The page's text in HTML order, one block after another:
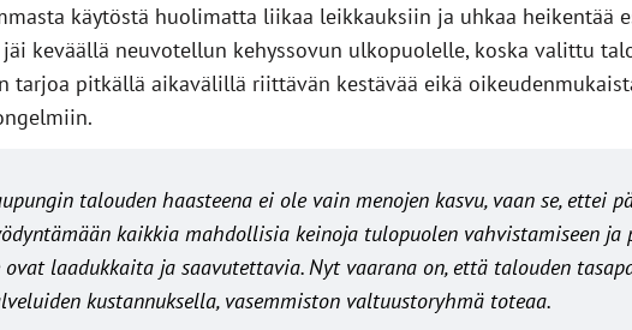
käytöstä huolimatta liikaa leikkauksiin ja uhkaa heikentää
jäi keväällä neuvotellun kehyssovun ulkopuolelle, koska valittu
tarjoa pitkällä aikavälillä riittävän kestävää eikä
talouden haasteena ei ole vain menojen kasvu, vaan se, ettei
kaikkia mahdollisia keinoja tulopuolen vahvistamiseen ja
ovat laadukkaita ja saavutettavia. Nyt vaarana on, että talouden
kustannuksella, vasemmiston valtuustoryhmä toteaa.